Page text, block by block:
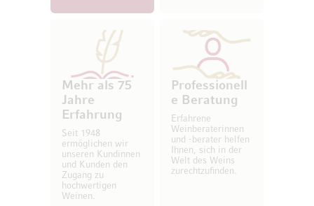
Mehr als 75
Jahre
Erfahrung
Seit 1948
ermöglichen wir
unseren Kundinnen
und Kunden den
Zugang zu
hochwertigen
Weinen.
Professionell
e Beratung
Erfahrene
Weinberaterinnen
und -berater helfen
Ihnen, sich in der
Welt des Weins
zurechtzufinden.